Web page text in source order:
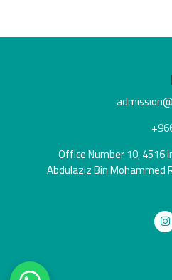
Office Number 10, 4516
Abdulaziz Bin Mohammed